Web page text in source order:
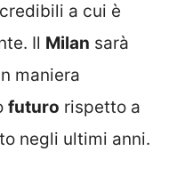
a cui è
Il Milan sarà
maniera
futuro rispetto a
negli ultimi anni.